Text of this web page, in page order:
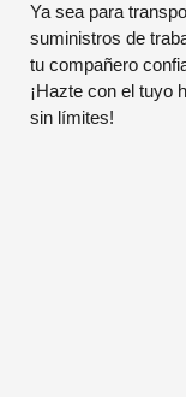
Ya sea para
suministros de
tu compañero
¡Hazte con el tuyo
sin límites!